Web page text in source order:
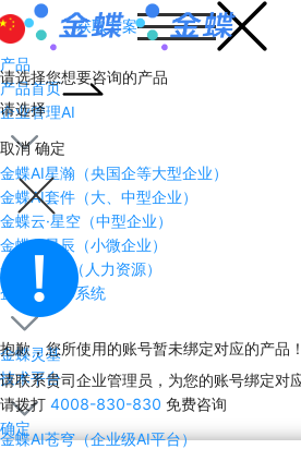
获取方案
产品
产品首页
企业管理AI
金蝶AI星瀚（央国企等大型企业）
金蝶AI套件（大、中型企业）
金蝶云·星空（中型企业）
金蝶AI星辰（小微企业）
金蝶AI HR（人力资源）
企业AI操作系统
金蝶灵基
技术平台
金蝶AI苍穹（企业级AI平台）
请选择您想要咨询的产品
请选择
取消 确定
抱歉，您所使用的账号暂未绑定对应的产品！
请联系贵司企业管理员，为您的账号绑定对
请拨打 4008-830-830 免费咨询
确定